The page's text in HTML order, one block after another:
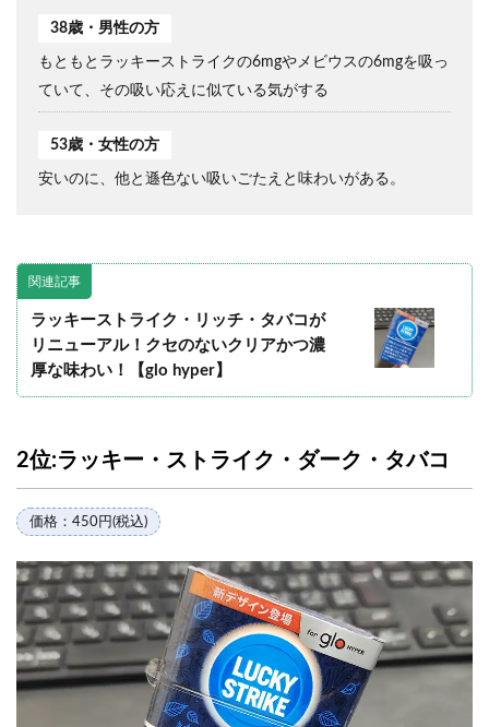
38歳・男性の方
もともとラッキーストライクの6mgやメビウスの6mgを吸っ
ていて、その吸い応えに似ている気がする
53歳・女性の方
安いのに、他と遜色ない吸いごたえと味わいがある。
関連記事
ラッキーストライク・リッチ・タバコが
リニューアル！クセのないクリアかつ濃
厚な味わい！【glo hyper】
2位:ラッキー・ストライク・ダーク・タバコ
価格：450円(税込)